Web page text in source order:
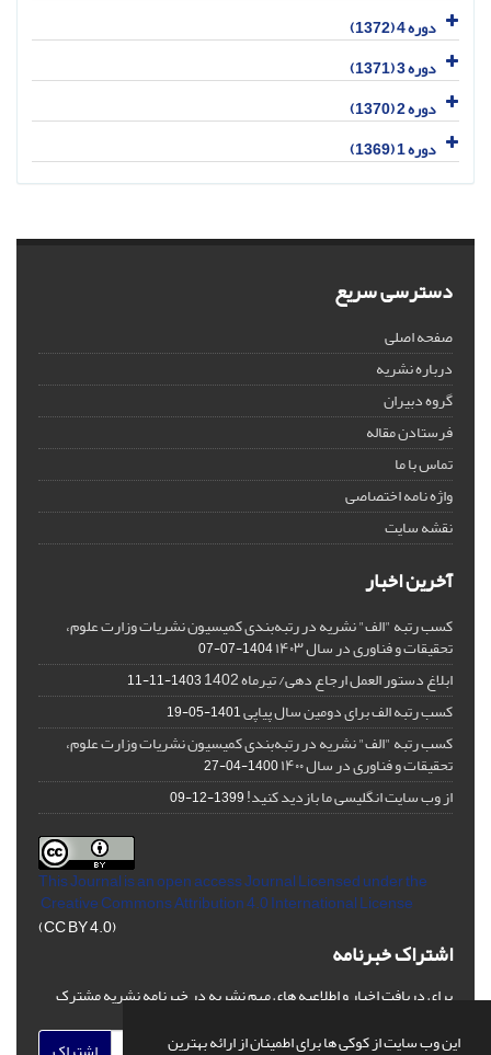
این وب سایت از کوکی ها برای اطمینان از ارائه بهترین
دوره 4 (1372)
دوره 3 (1371)
دوره 2 (1370)
دوره 1 (1369)
دسترسی سریع
صفحه اصلی
درباره نشریه
گروه دبیران
فرستادن مقاله
تماس با ما
واژه نامه اختصاصی
نقشه سایت
آخرین اخبار
کسب رتبه "الف" نشریه در رتبه‌بندی کمیسیون نشریات وزارت علوم،
تحقیقات و فناوری در سال ۱۴۰۳ 1404-07-07
ابلاغ دستور العمل ارجاع دهی/ تیرماه 1402 1403-11-11
کسب رتبه الف برای دومین سال پیاپی1401-05-19
کسب رتبه "الف" نشریه در رتبه‌بندی کمیسیون نشریات وزارت علوم،
تحقیقات و فناوری در سال ۱۴۰۰ 1400-04-27
از وب سایت انگلیسی ما بازدید کنید!1399-12-09
This Journal is an open access Journal Licensedunder the
Creative Commons Attribution 4.0 International License
(CC BY 4.0)
اشتراک خبرنامه
برای دریافت اخبار و اطلاعیه های مهم نشریه در خبرنامه نشریه مشترک